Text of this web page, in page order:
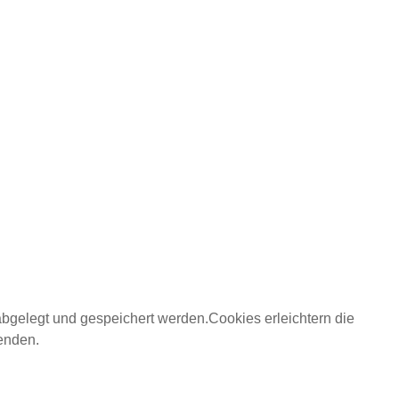
und gespeichert werden.Cookies erleichtern die